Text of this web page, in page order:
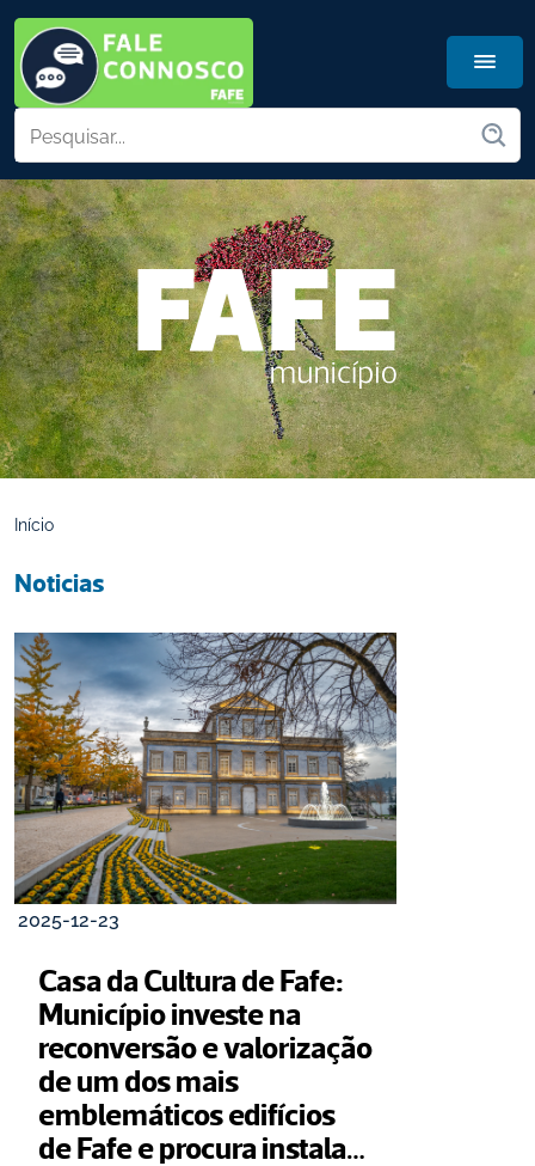
Início
Noticias
2025-12-23
Casa da Cultura de Fafe:
Município investe na
reconversão e valorização
de um dos mais
emblemáticos edifícios
de Fafe e procura instalar